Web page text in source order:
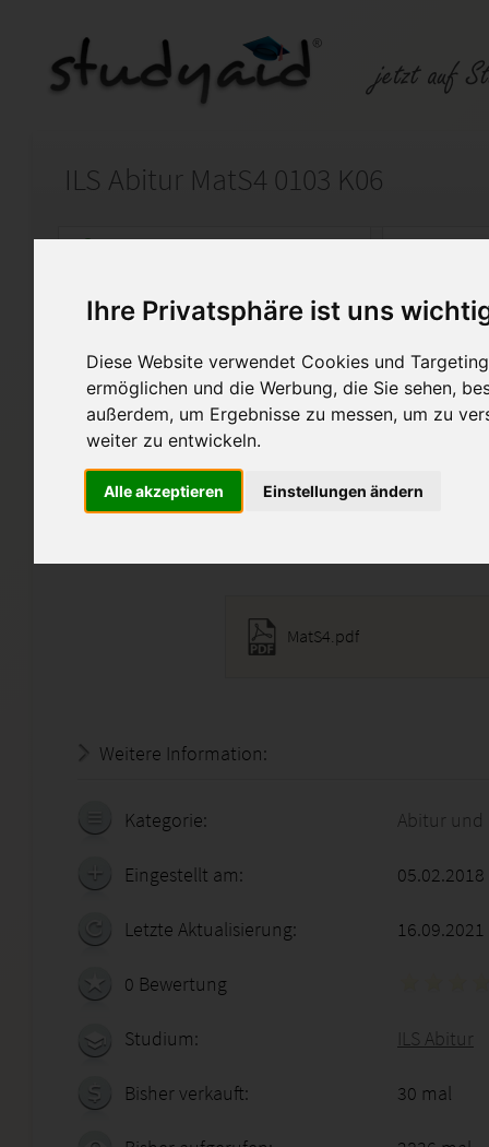
Ihre Privatsphäre ist uns
Diese Website verwendet Cookies und
ermöglichen und die Werbung, die Sie sehen,
außerdem, um Ergebnisse zu messen, um zu
weiter zu entwickeln.
Alle akzeptieren Einstellungen ändern
ILS Abitur MatS4 0103 K06
Auf StudyAid.de verkaufen
Startseite Abitur und Hochschule
Rechnen in der Menge der
Berechnen, schreiben als
Additionsinverse,
Handgeschrieben, aber
Lehrer)
MatS4.pdf
Weitere Information:
Kategorie: Abitur und
Eingestellt am:
Letzte Aktualisierung: 16.09.2021
0 Bewertung
Studium: ILS Abitur
Bisher verkauft: 30 mal